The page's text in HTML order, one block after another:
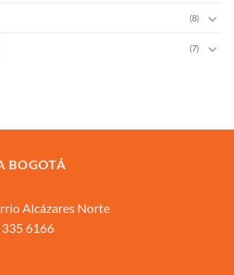
(8)
(7)
BOGOTÁ
Alcázares Norte
6166